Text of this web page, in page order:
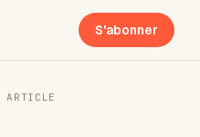
S'abonner
ARTICLE